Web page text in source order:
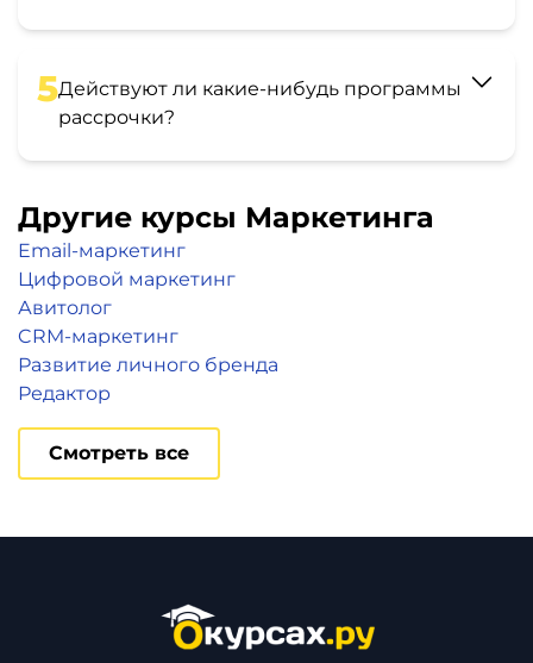
5Действуют ли какие-нибудь программы
рассрочки?
Другие курсы Маркетинга
Email-маркетинг
Цифровой маркетинг
Авитолог
CRM-маркетинг
Развитие личного бренда
Редактор
Смотреть все